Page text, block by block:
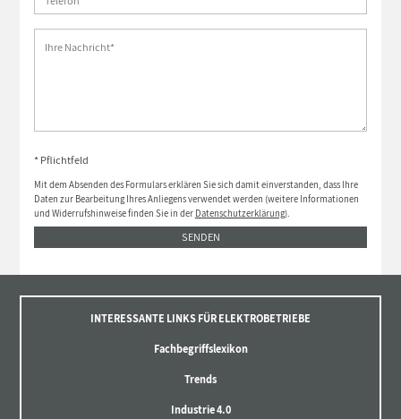
* Pflichtfeld
Mit dem Absenden des Formulars erklären Sie sich damit einverstanden, dass Ihre
Daten zur Bearbeitung Ihres Anliegens verwendet werden (weitere Informationen
und Widerrufshinweise finden Sie in der Datenschutzerklärung).
SENDEN
INTERESSANTE LINKS FÜR ELEKTROBETRIEBE
Fachbegriffslexikon
Trends
Industrie 4.0